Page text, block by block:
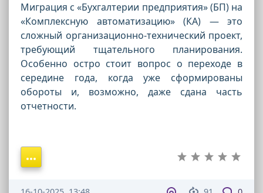
Миграция с «Бухгалтерии предприятия» (БП) на
«Комплексную автоматизацию» (КА) — это
сложный организационно-технический проект,
требующий тщательного планирования.
Особенно остро стоит вопрос о переходе в
середине года, когда уже сформированы
обороты и, возможно, даже сдана часть
отчетности.